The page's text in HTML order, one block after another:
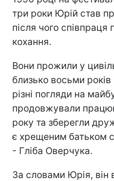
три роки Юрій став
після чого співпраця
кохання.
Вони прожили у
близько восьми
різні погляди на
продовжували
року та зберегли
є хрещеним батьком
- Гліба Оверчука.
За словами Юрія,